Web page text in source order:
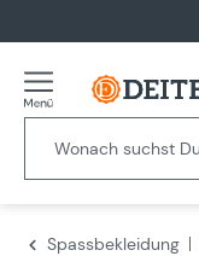
Spassbekleidung